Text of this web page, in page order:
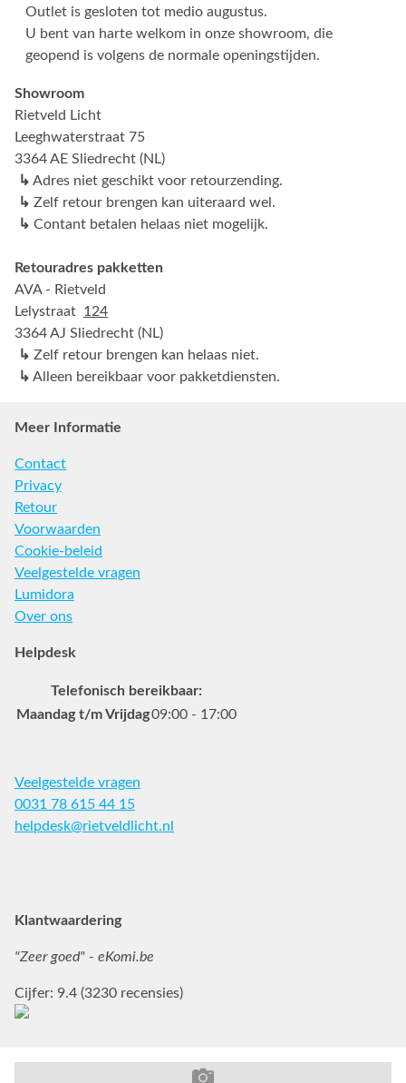
Outlet is gesloten tot medio augustus.
U bent van harte welkom in onze showroom, die
geopend is volgens de normale openingstijden.
Showroom
Rietveld Licht
Leeghwaterstraat 75
3364 AE Sliedrecht (NL)
↳ Adres niet geschikt voor retourzending.
↳ Zelf retour brengen kan uiteraard wel.
↳ Contant betalen helaas niet mogelijk.
Retouradres pakketten
AVA - Rietveld
Lelystraat 124
3364 AJ Sliedrecht (NL)
↳ Zelf retour brengen kan helaas niet.
↳ Alleen bereikbaar voor pakketdiensten.
Meer Informatie
Contact
Privacy
Retour
Voorwaarden
Cookie-beleid
Veelgestelde vragen
Lumidora
Over ons
Helpdesk
Telefonisch bereikbaar:
Maandag t/m Vrijdag09:00 - 17:00
Veelgestelde vragen
0031 78 615 44 15
helpdesk@rietveldlicht.nl
Klantwaardering
"Zeer goed" - eKomi.be
Cijfer: 9.4 (3230 recensies)